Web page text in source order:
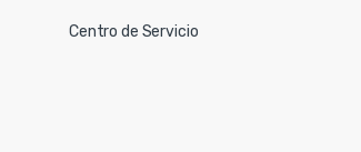
Centro de Servicio